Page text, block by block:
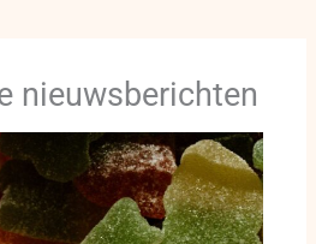
nieuwsberichten